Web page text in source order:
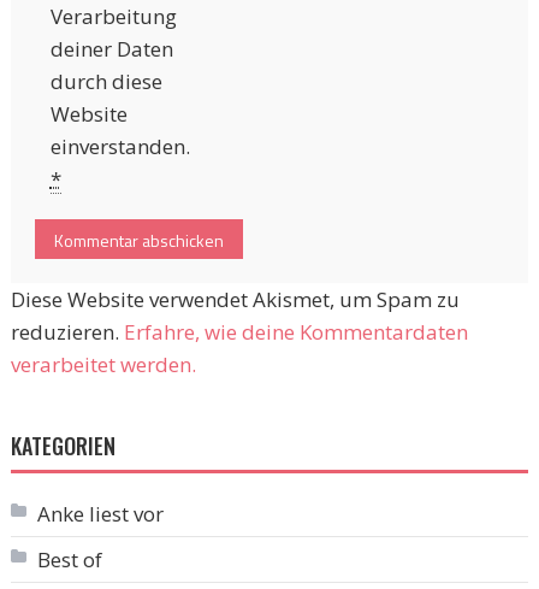
Verarbeitung
deiner Daten
durch diese
Website
einverstanden.
*
Diese Website verwendet Akismet, um Spam zu
reduzieren. Erfahre, wie deine Kommentardaten
verarbeitet werden.
KATEGORIEN
Anke liest vor
Best of